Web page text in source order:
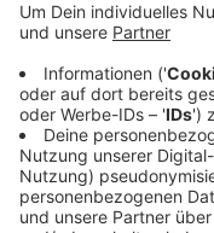
Zeitarbeiter. Die
liegt bei 37. Der
nicht
liegen dem
Pandemie 801